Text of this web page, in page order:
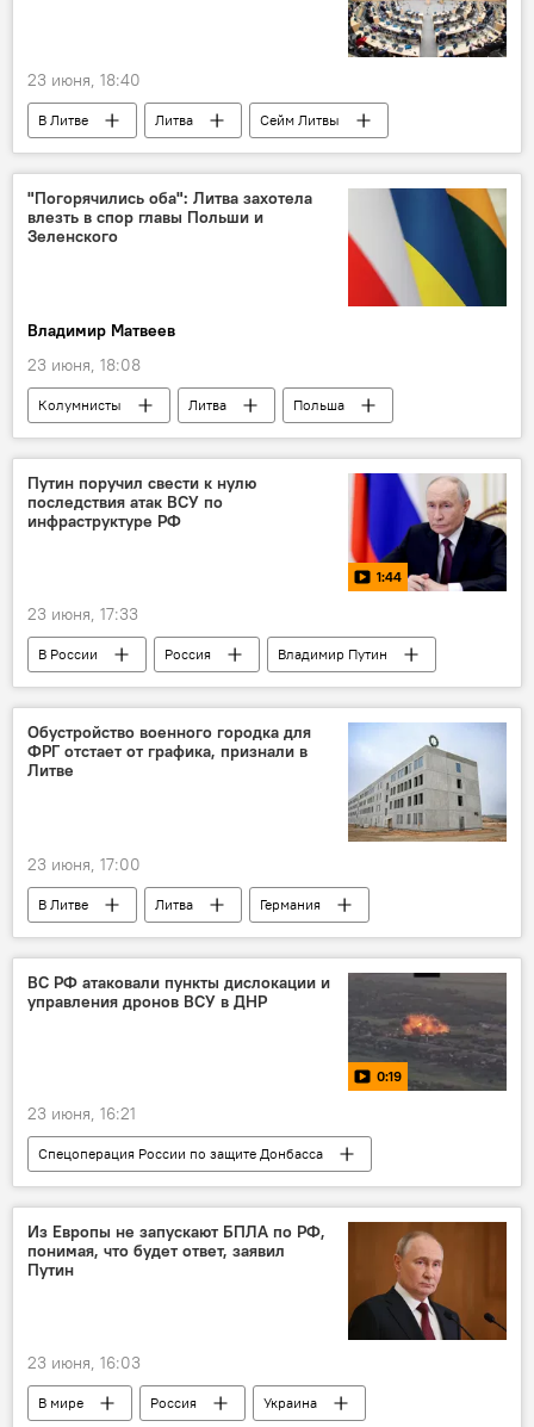
23 июня, 18:40
В Литве Литва
Сейм Литвы
Политика
компенсация
компенсации
Минобороны Литвы
финансы
безопасность
оборона
"Погорячились оба": Литва захотела
влезть в спор главы Польши и
Зеленского
Владимир Матвеев
23 июня, 18:08
Колумнисты Литва
Польша
Украина
Владимир Зеленский
Кароль Навроцкий
Политика
орден
В Литве
Путин поручил свести к нулю
последствия атак ВСУ по
инфраструктуре РФ
1:44
23 июня, 17:33
В России Россия
Владимир Путин
Украина
Правительство России
Политика
Общество безопасность
Обустройство военного городка для
ФРГ отстает от графика, признали в
Литве
23 июня, 17:00
В Литве Литва
Германия
ФРГ
Немецкая военная бригада в Литве
немецкие военные
воинский контингент
военный городок
ВС РФ атаковали пункты дислокации и
управления дронов ВСУ в ДНР
0:19
23 июня, 16:21
Спецоперация России по защите Донбасса
В мире
Россия
В России
Украина
армия России
специальная военная операция (СВО)
Из Европы не запускают БПЛА по РФ,
понимая, что будет ответ, заявил
Путин
23 июня, 16:03
В мире Россия Украина